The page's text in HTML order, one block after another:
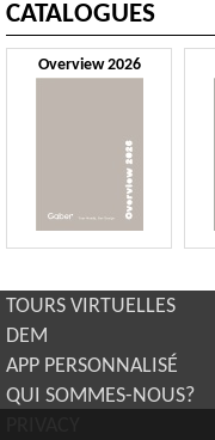
CATALOGUES
Overview 2026
TOURS VIRTUELLES
DEM
APP PERSONNALISÉ
QUI SOMMES-NOUS?